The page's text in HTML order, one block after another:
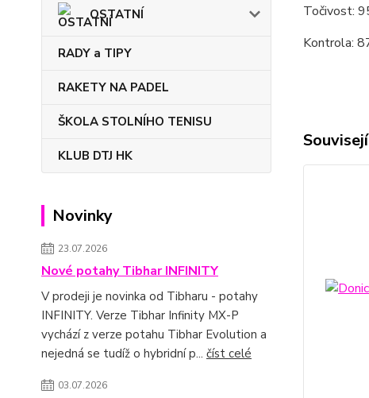
OSTATNÍ
RADY a TIPY
RAKETY NA PADEL
ŠKOLA STOLNÍHO TENISU
KLUB DTJ HK
Novinky
23.07.2026
Nové potahy Tibhar INFINITY
V prodeji je novinka od Tibharu - potahy
INFINITY. Verze Tibhar Infinity MX-P
vychází z verze potahu Tibhar Evolution a
nejedná se tudíž o hybridní p... číst celé
03.07.2026
Točivost:
Kontrola: